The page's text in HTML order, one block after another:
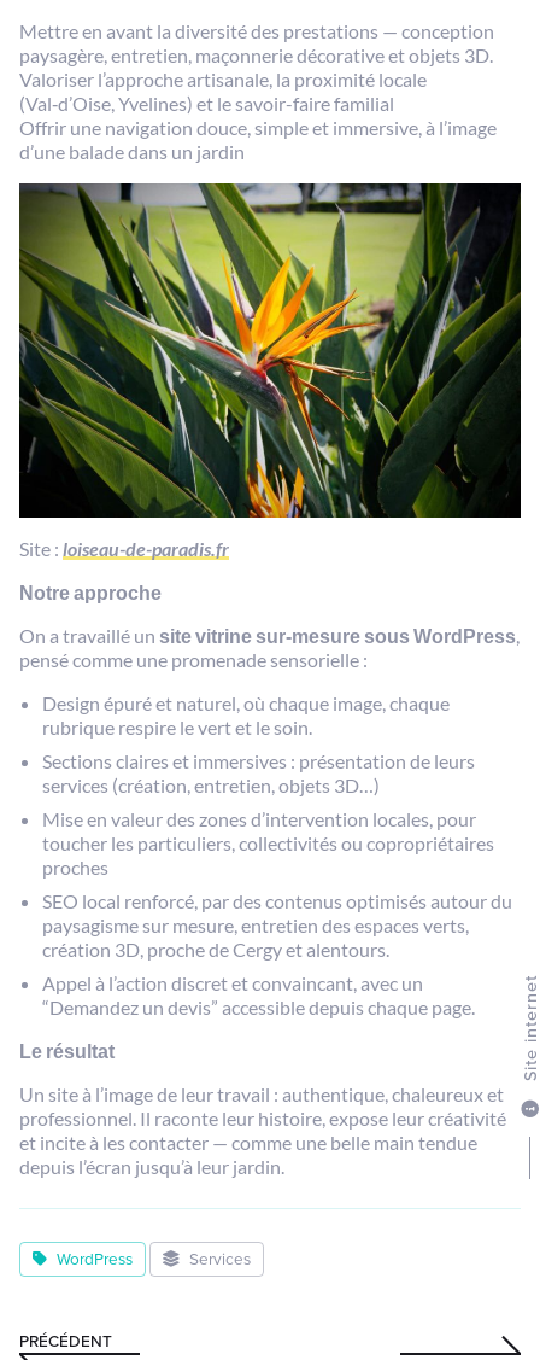
Mettre en avant la diversité des prestations — conception
paysagère, entretien, maçonnerie décorative et objets 3D.
Valoriser l’approche artisanale, la proximité locale
(Val‑d’Oise, Yvelines) et le savoir-faire familial
Offrir une navigation douce, simple et immersive, à l’image
d’une balade dans un jardin
Site : loiseau-de-paradis.fr
Notre approche
On a travaillé un site vitrine sur-mesure sous WordPress,
pensé comme une promenade sensorielle :
Design épuré et naturel, où chaque image, chaque
rubrique respire le vert et le soin.
Sections claires et immersives : présentation de leurs
services (création, entretien, objets 3D…)
Mise en valeur des zones d’intervention locales, pour
toucher les particuliers, collectivités ou copropriétaires
proches
SEO local renforcé, par des contenus optimisés autour du
paysagisme sur mesure, entretien des espaces verts,
création 3D, proche de Cergy et alentours.
Appel à l’action discret et convaincant, avec un
“Demandez un devis” accessible depuis chaque page.
Le résultat
Un site à l’image de leur travail : authentique, chaleureux et
professionnel. Il raconte leur histoire, expose leur créativité
et incite à les contacter — comme une belle main tendue
depuis l’écran jusqu’à leur jardin.
Site
WordPress Services
PRÉCÉDENT